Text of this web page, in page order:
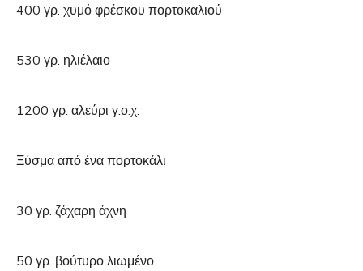
400 γρ. χυμό φρέσκου πορτοκαλιού
530 γρ. ηλιέλαιο
1200 γρ. αλεύρι γ.ο.χ.
Ξύσμα από ένα πορτοκάλι
30 γρ. ζάχαρη άχνη
50 γρ. βούτυρο λιωμένο